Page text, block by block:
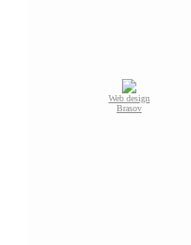
Web design
Brasov